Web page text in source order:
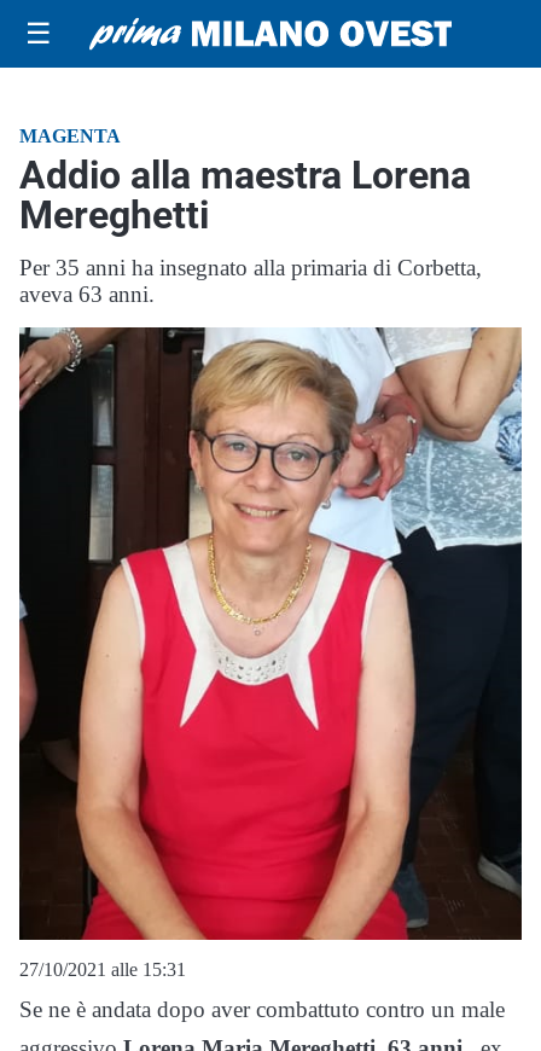
☰
MAGENTA
Addio alla maestra Lorena
Mereghetti
Per 35 anni ha insegnato alla primaria di Corbetta,
aveva 63 anni.
27/10/2021 alle 15:31
Se ne è andata dopo aver combattuto contro un male